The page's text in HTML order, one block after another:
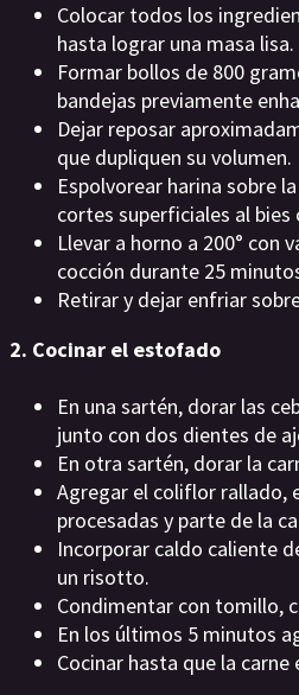
Colocar todos los
hasta lograr una masa lisa.
Formar bollos de 800
bandejas previamente
Dejar reposar
que dupliquen su volumen.
Espolvorear harina sobre
cortes superficiales al
Llevar a horno a 200° con
cocción durante 25
Retirar y dejar enfriar
2. Cocinar el estofado
En una sartén, dorar las
junto con dos dientes de
En otra sartén, dorar la
Agregar el coliflor rallado,
procesadas y parte de la
Incorporar caldo caliente
un risotto.
Condimentar con tomillo,
En los últimos 5 minutos
Cocinar hasta que la